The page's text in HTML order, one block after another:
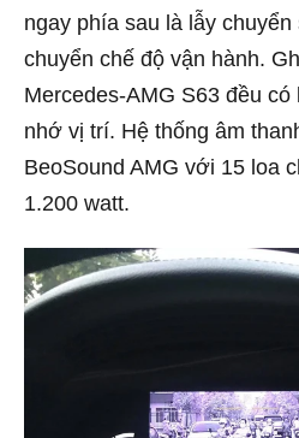
ngay phía sau là lẫy
chuyển chế độ vận hành.
Mercedes-AMG S63 đều có
nhớ vị trí. Hệ thống âm
BeoSound AMG với 15 loa
1.200 watt.